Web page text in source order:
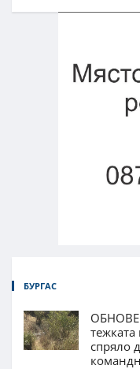
БУРГАС
тежката
спряло